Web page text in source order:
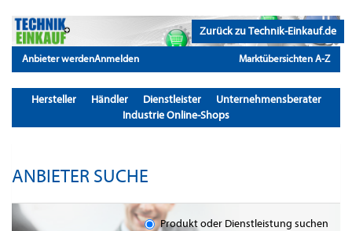
Zurück zu Technik-Einkauf.de
Anbieter werdenAnmelden Marktübersichten A-Z
Hersteller Händler Dienstleister
Unternehmensberater
Industrie Online-Shops
ANBIETER SUCHE
Produkt oder Dienstleistung suchen